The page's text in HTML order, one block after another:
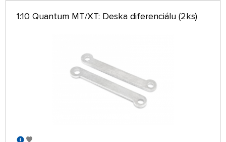
1:10 Quantum MT/XT: Deska diferenciálu (2ks)